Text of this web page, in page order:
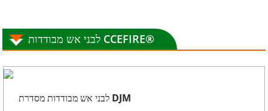
לבני אש מבודדות CCEFIRE®
לבני אש מבודדות מסדרת DJM